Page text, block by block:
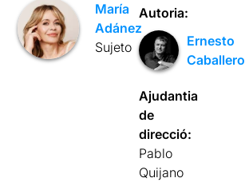
María
Adánez
Sujeto
Autoria:
Ernesto
Caballero
Ajudantia
de
direcció:
Pablo
Quijano